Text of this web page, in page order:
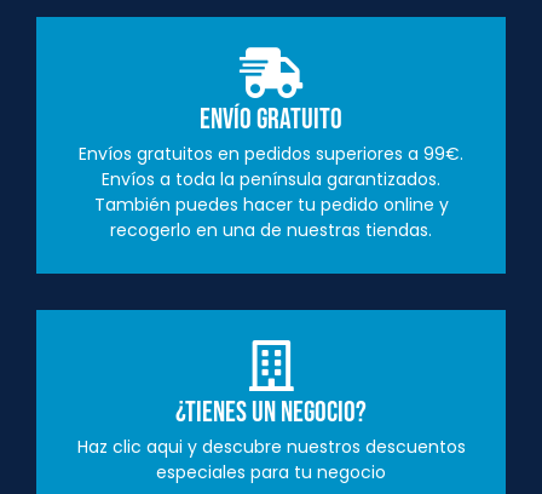
Envío Gratuito
Envíos gratuitos en pedidos superiores a 99€.
Envíos a toda la península garantizados.
También puedes hacer tu pedido online y
recogerlo en una de nuestras tiendas.
¿Tienes un negocio?
Haz clic aqui y descubre nuestros descuentos
especiales para tu negocio